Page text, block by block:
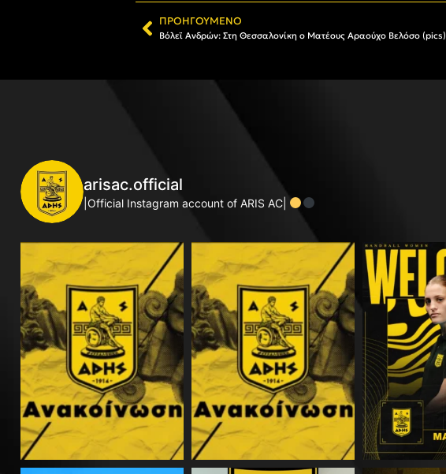
ΠΡΟΗΓΟΎΜΕΝΟ
Βόλεϊ Ανδρών: Στη Θεσσαλονίκη ο Ματέους Αραούχο Βελόσο (pics)
arisac.official
|Official Instagram account of ARIS AC|